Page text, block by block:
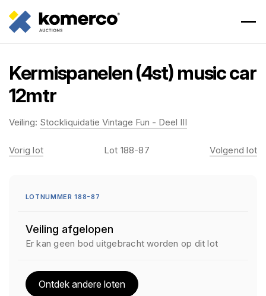
Kermispanelen (4st) music car
12mtr
Veiling: Stockliquidatie Vintage Fun - Deel III
Vorig lot Lot 188-87 Volgend lot
LOTNUMMER 188-87
Veiling afgelopen
Er kan geen bod uitgebracht worden op dit lot
Ontdek andere loten